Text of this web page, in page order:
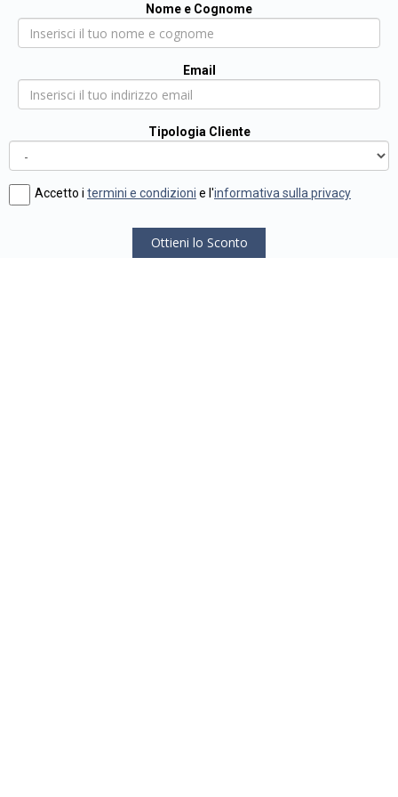
Nome e Cognome
Email
Tipologia Cliente
Accetto i termini e condizioni e l'informativa sulla privacy
Ottieni lo Sconto